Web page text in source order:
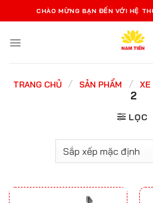
qua
dung
CHÀO MỪNG BẠN ĐẾN VỚI HỆ
TRANG CHỦ / SẢN PHẨM / XE
2
LỌC